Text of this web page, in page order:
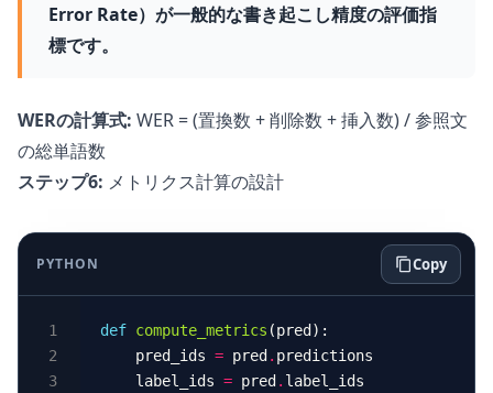
Error Rate）が一般的な書き起こし精度の評価指
標です。
WERの計算式: WER = (置換数 + 削除数 + 挿入数) / 参照文
の総単語数
ステップ6: メトリクス計算の設計
PYTHON Copy
3
def compute_metrics
    pred_ids
= pred.
    label_ids
= pred.